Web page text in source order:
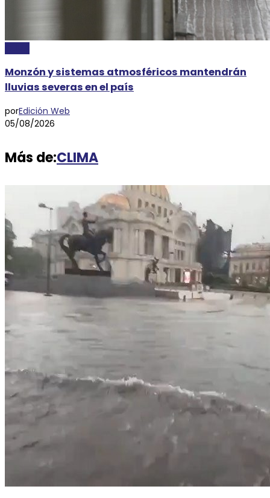
Monzón y sistemas atmosféricos mantendrán
lluvias severas en el país
porEdición Web
05/08/2026
Más de:CLIMA